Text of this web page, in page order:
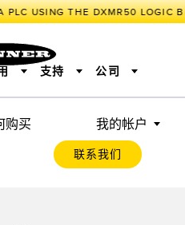
USING THE DXMR50 LOGIC
购买 我的帐户
联系我们
照明和指示
BARCODE & VISION
智能传感器
拾取指示灯
支持 公司